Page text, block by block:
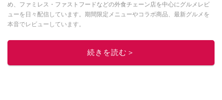
め、ファミレス・ファストフードなどの外食チェーン店を中心にグルメレビ
ューを日々配信しています。期間限定メニューやコラボ商品、最新グルメを
本音でレビューしています。
このイチオシストの他の記事を読む
続きを読む＞